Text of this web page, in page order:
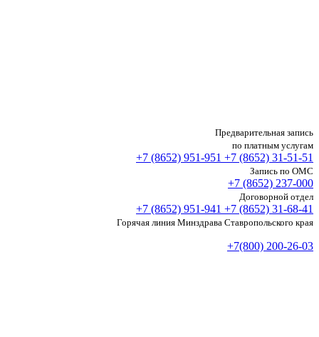
Предварительная запись
по платным услугам
+7 (8652) 951-951 +7 (8652) 31-51-51
Запись по ОМС
+7 (8652) 237-000
Договорной отдел
+7 (8652) 951-941 +7 (8652) 31-68-41
Горячая линия Минздрава Ставропольского края
+7(800) 200-26-03